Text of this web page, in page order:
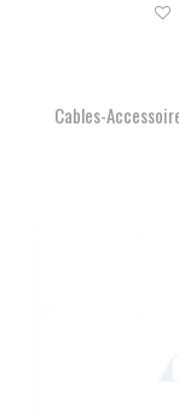
Cables-